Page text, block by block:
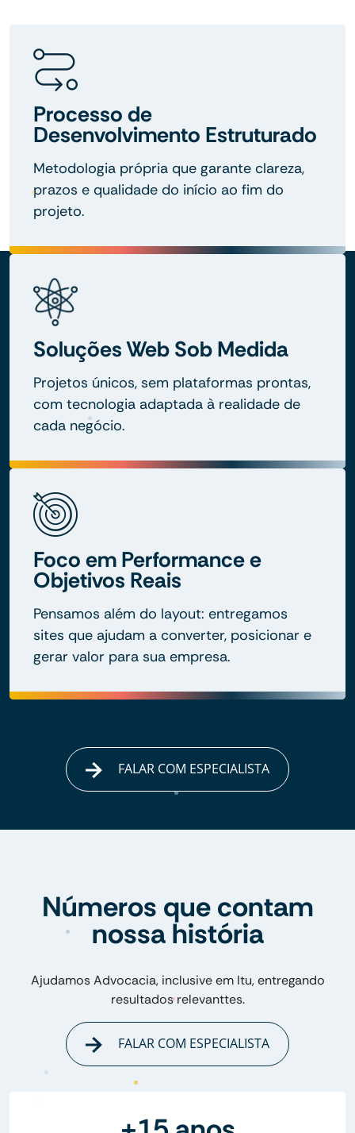
Processo de
Desenvolvimento Estruturado
Metodologia própria que garante clareza,
prazos e qualidade do início ao fim do
projeto.
Soluções Web Sob Medida
Projetos únicos, sem plataformas prontas,
com tecnologia adaptada à realidade de
cada negócio.
Foco em Performance e
Objetivos Reais
Pensamos além do layout: entregamos
sites que ajudam a converter, posicionar e
gerar valor para sua empresa.
FALAR COM ESPECIALISTA
Números que contam
nossa história
Ajudamos Advocacia, inclusive em Itu, entregando
resultados relevanttes.
FALAR COM ESPECIALISTA